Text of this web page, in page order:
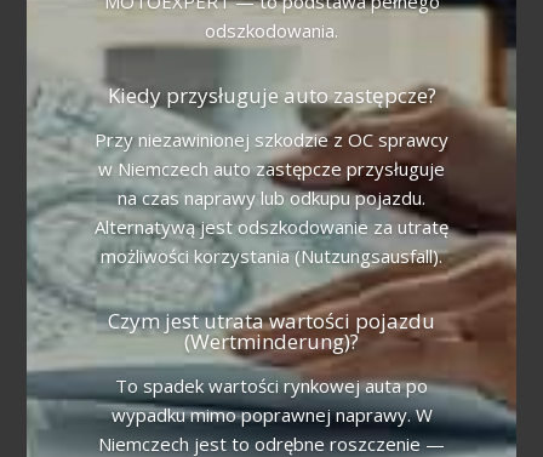
odszkodowania.
Kiedy przysługuje auto zastępcze?
Przy niezawinionej szkodzie z OC sprawcy
w Niemczech auto zastępcze przysługuje
na czas naprawy lub odkupu pojazdu.
Alternatywą jest odszkodowanie za utratę
możliwości korzystania (Nutzungsausfall).
Czym jest utrata wartości pojazdu
(Wertminderung)?
To spadek wartości rynkowej auta po
wypadku mimo poprawnej naprawy. W
Niemczech jest to odrębne roszczenie —